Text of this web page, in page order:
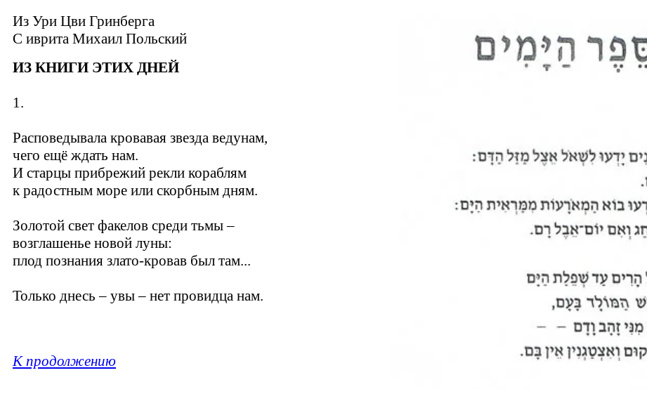
Из Ури Цви Гринберга
C иврита Михаил Польский
ИЗ КНИГИ ЭТИХ ДНЕЙ
1.
Расповедывала кровавая звезда ведунам,
чего ещё ждать нам.
И старцы прибрежий рекли кораблям
к радостным море или скорбным дням.
Золотой свет факелов среди тьмы –
возглашенье новой луны:
плод познания злато-кровав был там...
Только днесь – увы – нет провидца нам.
К продолжению